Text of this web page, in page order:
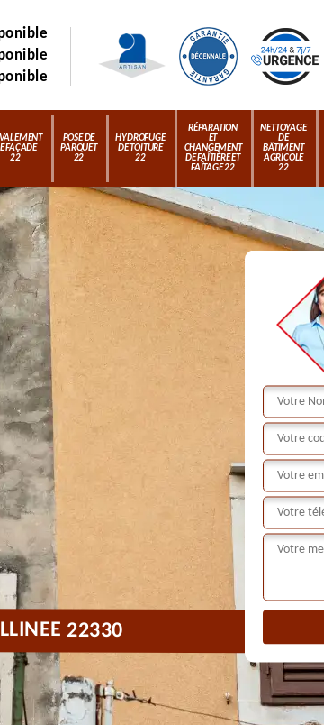
FAÇADE
22
POSE DE
PARQUET
22
HYDROFUGE
DE TOITURE
22
RÉPARATION
ET
CHANGEMENT
DE FAÎTIÈRE ET
FAÎTAGE 22
NETTOYAGE
DE
BÂTIMENT
AGRICOLE
22
22330